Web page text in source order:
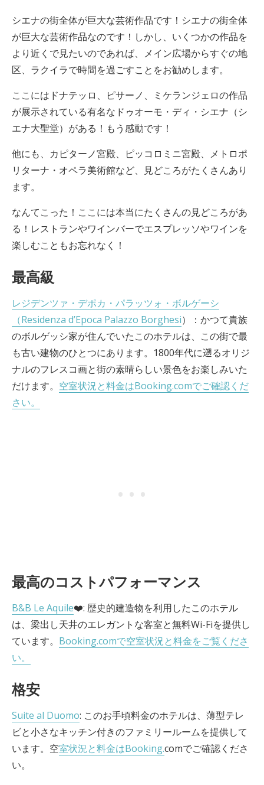
シエナの街全体が巨大な芸術作品です！シエナの街全体
が巨大な芸術作品なのです！しかし、いくつかの作品を
より近くで見たいのであれば、メイン広場からすぐの地
区、ラクイラで時間を過ごすことをお勧めします。
ここにはドナテッロ、ピサーノ、ミケランジェロの作品
が展示されている有名なドゥオーモ・ディ・シエナ（シ
エナ大聖堂）がある！もう感動です！
他にも、カピターノ宮殿、ピッコロミニ宮殿、メトロポ
リターナ・オペラ美術館など、見どころがたくさんあり
ます。
なんてこった！ここには本当にたくさんの見どころがあ
る！レストランやワインバーでエスプレッソやワインを
楽しむこともお忘れなく！
最高級
レジデンツァ・デポカ・パラッツォ・ボルゲーシ
（Residenza d’Epoca Palazzo Borghesi）：かつて貴族
のボルゲッシ家が住んでいたこのホテルは、この街で最
も古い建物のひとつにあります。1800年代に遡るオリジ
ナルのフレスコ画と街の素晴らしい景色をお楽しみいた
だけます。 空室状況と料金はBooking.comでご確認くだ
さい。
最高のコストパフォーマンス
B&B Le Aquile❤️: 歴史的建造物を利用したこのホテル
は、梁出し天井のエレガントな客室と無料Wi-Fiを提供し
ています。 Booking.comで空室状況と料金をご覧くださ
い。
格安
Suite al Duomo: このお手頃料金のホテルは、薄型テレ
ビと小さなキッチン付きのファミリールームを提供して
います。空室状況と料金はBooking.comでご確認くださ
い。